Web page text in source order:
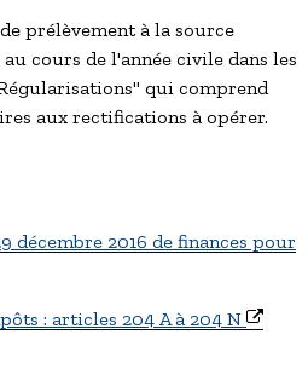
prélèvement à la source
cours de l'année civile dans les
qui comprend
aux rectifications à opérer.
décembre 2016 de finances pour
: articles 204 A à 204 N